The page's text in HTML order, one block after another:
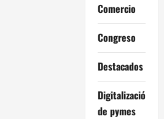
Comercio
Congreso
Destacados
Digitalización
de pymes